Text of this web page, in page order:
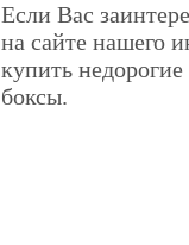
Если Вас
на сайте нашего
купить
боксы.